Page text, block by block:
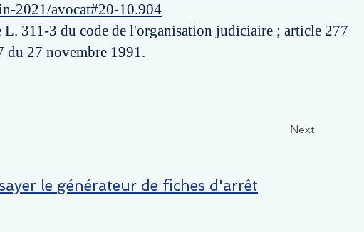
2021/avocat#20-10.904
L. 311-3 du code de l'organisation judiciaire ; article 277
du 27 novembre 1991.
Next
le générateur de fiches d'arrêt